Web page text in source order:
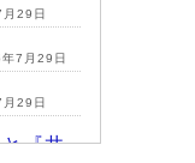
29日
7月29日
29日
『井